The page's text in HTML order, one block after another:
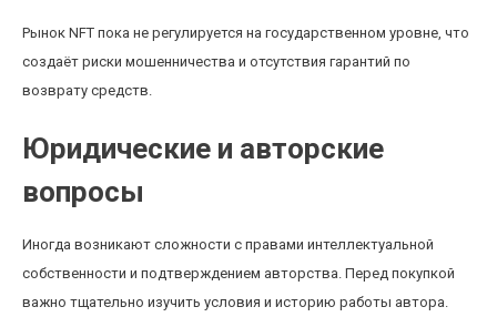
Рынок NFT пока не регулируется на государственном уровне, что
создаёт риски мошенничества и отсутствия гарантий по
возврату средств.
Юридические и авторские
вопросы
Иногда возникают сложности с правами интеллектуальной
собственности и подтверждением авторства. Перед покупкой
важно тщательно изучить условия и историю работы автора.